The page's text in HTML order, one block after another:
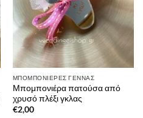
ΜΠΟΜΠΟΝΙΈΡΕΣ ΓΈΝΝΑΣ
Μπομπονιέρα πατούσα από
χρυσό πλέξι γκλας
€2,00